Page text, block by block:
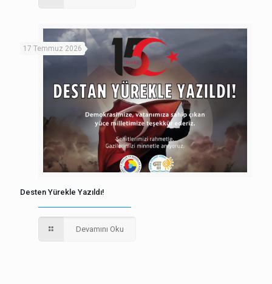
17 Temmuz 2026
Desten Yürekle Yazıldı!
Devamını Oku